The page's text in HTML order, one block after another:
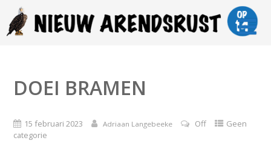
DOEI BRAMEN
15 februari 2023 Adriaan Langebeeke Off
Geen
categorie